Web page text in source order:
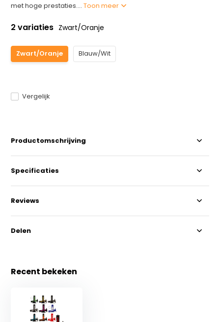
met hoge prestaties....Toon meer
2 variaties Zwart/Oranje
Zwart/Oranje Blauw/Wit
Vergelijk
Productomschrijving
Specificaties
Reviews
Delen
Recent bekeken